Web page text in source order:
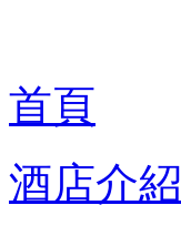
首頁
酒店介紹